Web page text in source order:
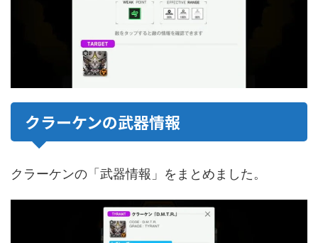
クラーケンの武器情報
クラーケンの「武器情報」をまとめました。